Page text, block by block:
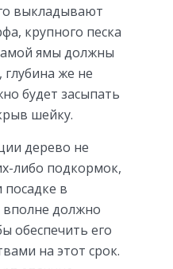
выкладывают
крупного песка
ямы должны
глубина же не
будет засыпать
шейку.
дерево не
либо подкормок,
посадке в
вполне должно
обеспечить его
на этот срок.